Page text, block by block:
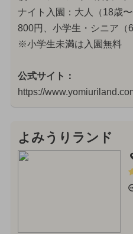
ナイト入園：大人（18歳
800円、小学生・シニア（
※小学生未満は入園無料
公式サイト：
https://
よみうりランド